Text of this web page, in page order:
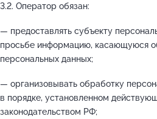
3.2. Оператор обязан:
— предоставлять субъекту
просьбе информацию, касающуюся
персональных данных;
— организовывать обработку
в порядке, установленном
законодательством РФ;